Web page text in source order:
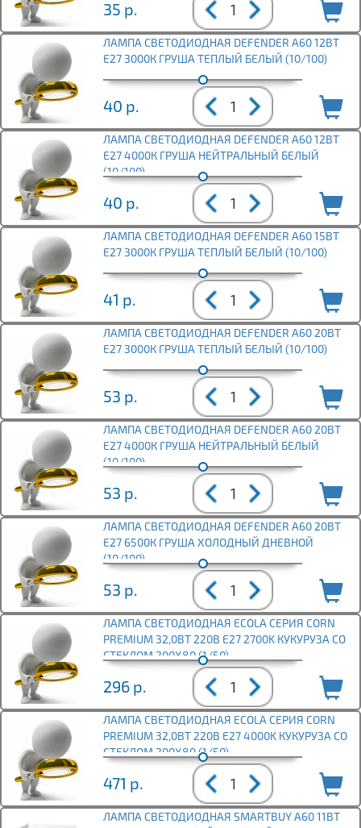
35 р.
ЛАМПА СВЕТОДИОДНАЯ DEFENDER A60 12ВТ
E27 3000К ГРУША ТЕПЛЫЙ БЕЛЫЙ (10/100)
40 р.
ЛАМПА СВЕТОДИОДНАЯ DEFENDER A60 12ВТ
E27 4000К ГРУША НЕЙТРАЛЬНЫЙ БЕЛЫЙ
(10/100)
40 р.
ЛАМПА СВЕТОДИОДНАЯ DEFENDER A60 15ВТ
E27 3000К ГРУША ТЕПЛЫЙ БЕЛЫЙ (10/100)
41 р.
ЛАМПА СВЕТОДИОДНАЯ DEFENDER A60 20ВТ
E27 3000К ГРУША ТЕПЛЫЙ БЕЛЫЙ (10/100)
53 р.
ЛАМПА СВЕТОДИОДНАЯ DEFENDER A60 20ВТ
E27 4000К ГРУША НЕЙТРАЛЬНЫЙ БЕЛЫЙ
(10/100)
53 р.
ЛАМПА СВЕТОДИОДНАЯ DEFENDER A60 20ВТ
E27 6500К ГРУША ХОЛОДНЫЙ ДНЕВНОЙ
(10/100)
53 р.
ЛАМПА СВЕТОДИОДНАЯ ECOLA СЕРИЯ CORN
PREMIUM 32,0ВТ 220В E27 2700K КУКУРУЗА СО
СТЕКЛОМ 200X80 (1/50)
296 р.
ЛАМПА СВЕТОДИОДНАЯ ECOLA СЕРИЯ CORN
PREMIUM 32,0ВТ 220В E27 4000K КУКУРУЗА СО
СТЕКЛОМ 200X80 (1/50)
471 р.
ЛАМПА СВЕТОДИОДНАЯ SMARTBUY A60 11ВТ